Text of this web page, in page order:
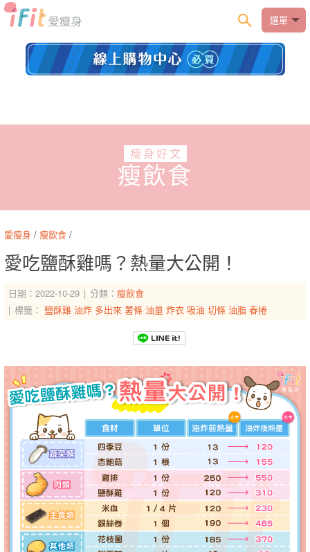
選單
瘦身好文
瘦飲食
愛瘦身 / 瘦飲食 /
愛吃鹽酥雞嗎？熱量大公開！
日期：2022-10-29 分類： 瘦飲食
標籤： 鹽酥雞 油炸 多出來 薯條 油量 炸衣 吸油 切條 油脂 春捲